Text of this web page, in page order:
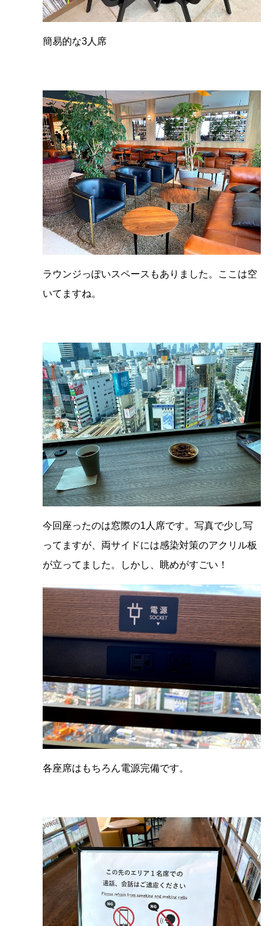
簡易的な3人席
ラウンジっぽいスペースもありました。ここは空
いてますね。
今回座ったのは窓際の1人席です。写真で少し写
ってますが、両サイドには感染対策のアクリル板
が立ってました。しかし、眺めがすごい！
各座席はもちろん電源完備です。